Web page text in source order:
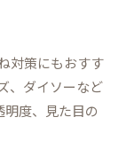
対策にもおすす
、ダイソーなど
度、見た目の